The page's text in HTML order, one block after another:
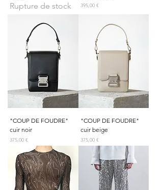
Rupture de stock Prix
395,00 €
"COUP DE FOUDRE"
cuir noir
Prix
375,00 €
"COUP DE FOUDRE"
cuir beige
Prix
375,00 €